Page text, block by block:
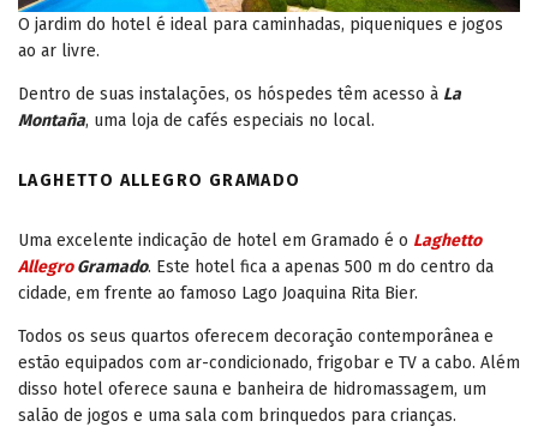
O jardim do hotel é ideal para caminhadas, piqueniques e jogos
ao ar livre.
Dentro de suas instalações, os hóspedes têm acesso à La
Montaña, uma loja de cafés especiais no local.
LAGHETTO ALLEGRO GRAMADO
Uma excelente indicação de hotel em Gramado é o Laghetto
AllegroGramado. Este hotel fica a apenas 500 m do centro da
cidade, em frente ao famoso Lago Joaquina Rita Bier.
Todos os seus quartos oferecem decoração contemporânea e
estão equipados com ar-condicionado, frigobar e TV a cabo. Além
disso hotel oferece sauna e banheira de hidromassagem, um
salão de jogos e uma sala com brinquedos para crianças.